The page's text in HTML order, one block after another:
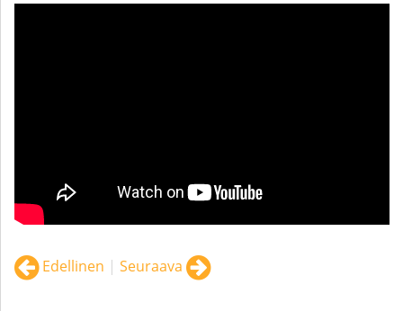
Edellinen | Seuraava